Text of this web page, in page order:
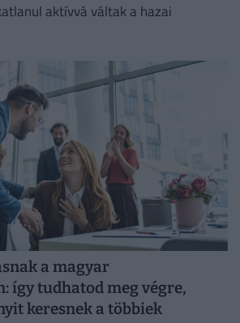
aktívvá váltak a hazai
a magyar
így tudhatod meg végre,
keresnek a többiek